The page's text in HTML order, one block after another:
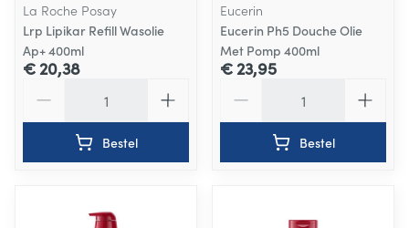
La Roche Posay
Lrp Lipikar Refill Wasolie
Ap+ 400ml
€ 20,38
Bestel
Eucerin
Eucerin Ph5 Douche Olie
Met Pomp 400ml
€ 23,95
Bestel